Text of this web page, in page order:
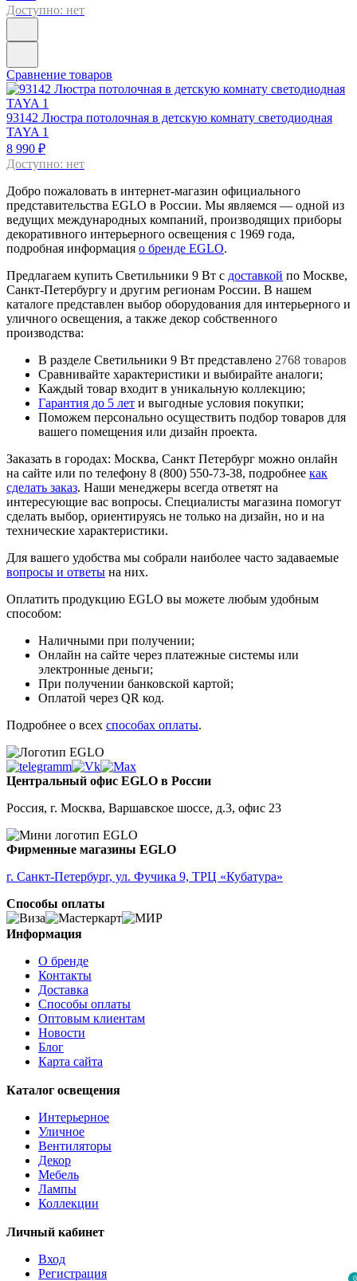
0
Доступно: нет
Сравнение товаров
93142 Люстра потолочная в детскую комнату светодиодная
TAYA 1
8 990 ₽
Доступно: нет
Добро пожаловать в интернет-магазин официального
представительства EGLO в России. Мы являемся — одной из
ведущих международных компаний, производящих приборы
декоративного интерьерного освещения с 1969 года,
подробная информация о бренде EGLO.
Предлагаем купить Светильники 9 Вт с доставкой по Москве,
Санкт-Петербургу и другим регионам России. В нашем
каталоге представлен выбор оборудования для интерьерного и
уличного освещения, а также декор собственного
производства:
В разделе Светильники 9 Вт представлено 2768 товаров
Сравнивайте характеристики и выбирайте аналоги;
Каждый товар входит в уникальную коллекцию;
Гарантия до 5 лет и выгодные условия покупки;
Поможем персонально осуществить подбор товаров для
вашего помещения или дизайн проекта.
Заказать в городах: Москва, Санкт Петербург можно онлайн
на сайте или по телефону 8 (800) 550-73-38, подробнее как
сделать заказ. Наши менеджеры всегда ответят на
интересующие вас вопросы. Специалисты магазина помогут
сделать выбор, ориентируясь не только на дизайн, но и на
технические характеристики.
Для вашего удобства мы собрали наиболее часто задаваемые
вопросы и ответы на них.
Оплатить продукцию EGLO вы можете любым удобным
способом:
Наличными при получении;
Онлайн на сайте через платежные системы или
электронные деньги;
При получении банковской картой;
Оплатой через QR код.
Подробнее о всех способах оплаты.
Центральный офис EGLO в России
Россия, г. Москва, Варшавское шоссе, д.3, офис 23
Фирменные магазины EGLO
г. Санкт-Петербург, ул. Фучика 9, ТРЦ «Кубатура»
Способы оплаты
Информация
О бренде
Контакты
Доставка
Способы оплаты
Оптовым клиентам
Новости
Блог
Карта сайта
Каталог освещения
Интерьерное
Уличное
Вентиляторы
Декор
Мебель
Лампы
Коллекции
Личный кабинет
Вход
Регистрация